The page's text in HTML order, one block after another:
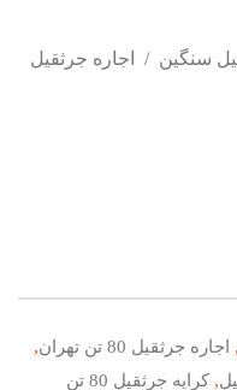
سنگین / اجاره جرثقیل
, اجاره جرثقیل 80 تن تهران ,
, کرایه جرثقیل 80 تن